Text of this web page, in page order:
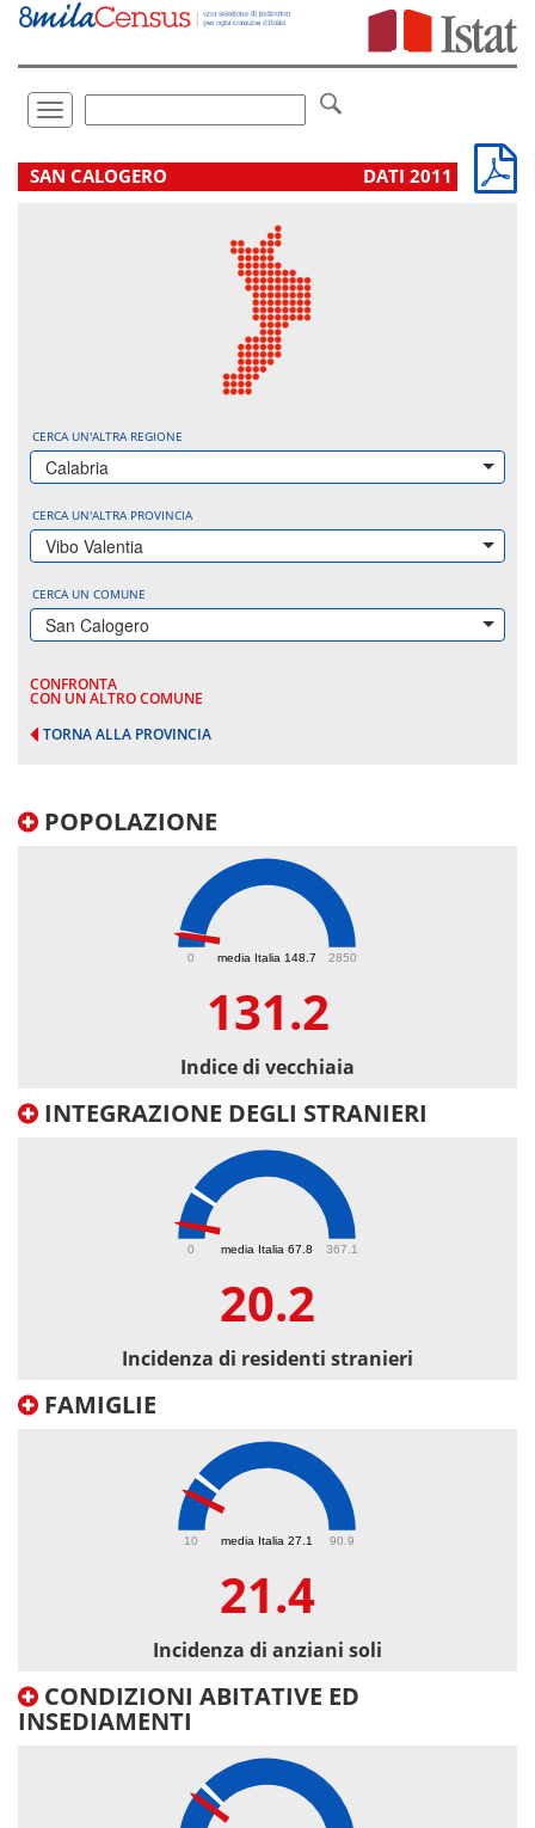
Vai
direttamente
Toggle
navigation
.
SAN CALOGERO DATI 2011
CERCA UN'ALTRA REGIONE
Calabria
CERCA UN'ALTRA PROVINCIA
Vibo Valentia
CERCA UN COMUNE
San Calogero
CONFRONTA
CON UN ALTRO COMUNE
TORNA ALLA PROVINCIA
POPOLAZIONE
media Italia 148.7
0 2850
131.2
Indice di vecchiaia
INTEGRAZIONE DEGLI STRANIERI
media Italia 67.8
0 367.1
20.2
Incidenza di residenti stranieri
FAMIGLIE
media Italia 27.1
10 90.9
21.4
Incidenza di anziani soli
CONDIZIONI ABITATIVE ED
INSEDIAMENTI